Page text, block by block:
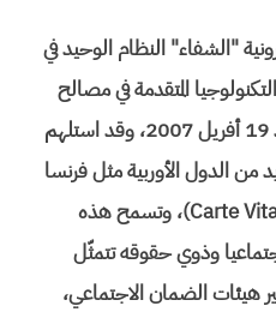
"الشفاء" النظام الوحيد في
المتقدمة في مصالح
الضمان الاجتماعي في الجزائر منذ 19 أفريل 2007، وقد استلهم
من الدول الأوربية مثل فرنسا
حيث تسمى بطاقة "فيتال " (Carte Vitale)، وتسمح هذه
وذوي حقوقه تتمثّل
هيئات الضمان الاجتماعي،